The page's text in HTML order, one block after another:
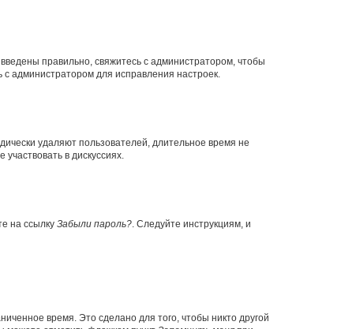
правильно, свяжитесь с администратором, чтобы
администратором для исправления настроек.
удаляют пользователей, длительное время не
в дискуссиях.
на ссылку Забыли пароль? . Следуйте инструкциям, и
время. Это сделано для того, чтобы никто другой